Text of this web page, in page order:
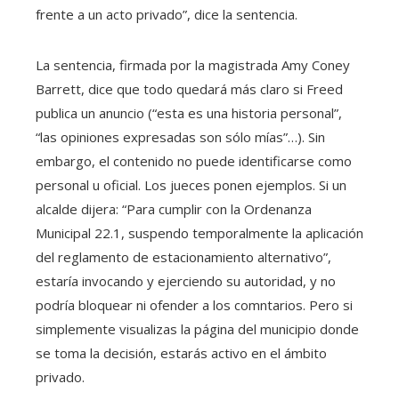
frente a un acto privado”, dice la sentencia.
La sentencia, firmada por la magistrada Amy Coney
Barrett, dice que todo quedará más claro si Freed
publica un anuncio (“esta es una historia personal”,
“las opiniones expresadas son sólo mías”…). Sin
embargo, el contenido no puede identificarse como
personal u oficial. Los jueces ponen ejemplos. Si un
alcalde dijera: “Para cumplir con la Ordenanza
Municipal 22.1, suspendo temporalmente la aplicación
del reglamento de estacionamiento alternativo”,
estaría invocando y ejerciendo su autoridad, y no
podría bloquear ni ofender a los comntarios. Pero si
simplemente visualizas la página del municipio donde
se toma la decisión, estarás activo en el ámbito
privado.